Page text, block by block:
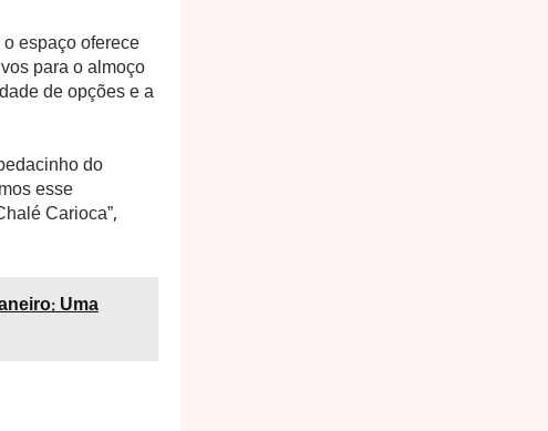
espaço oferece
para o almoço
de opções e a
do
esse
Carioca”,
Uma